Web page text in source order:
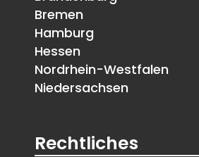
Bremen
Hamburg
Hessen
Nordrhein-Westfalen
Niedersachsen
Rechtliches
Jasper, Dürr
Founder, CEO